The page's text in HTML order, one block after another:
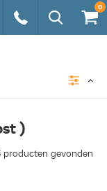
0
)
producten gevonden